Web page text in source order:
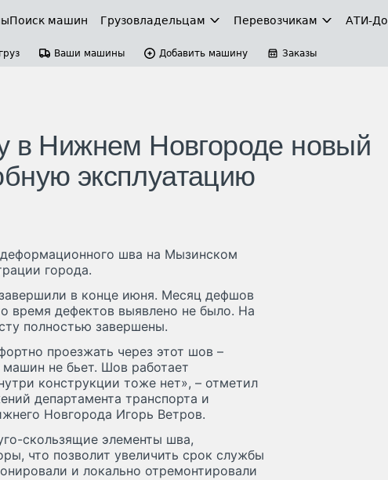
Поиск машин Грузовладельцам Перевозчикам АТИ-
Ваши машины Добавить машину Заказы
в Нижнем Новгороде новый
эксплуатацию
шва на Мызинском
города.
в конце июня. Месяц дефшов
время дефектов выявлено не было. На
полностью завершены.
проезжать через этот шов –
машин не бьет. Шов работает
конструкции тоже нет», – отметил
департамента транспорта и
Новгорода Игорь Ветров.
скользящие элементы шва,
что позволит увеличить срок службы
и локально отремонтировали